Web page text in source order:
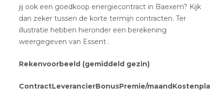
jij ook een goedkoop energiecontract in Baexem? Kijk
dan zeker tussen de korte termijn contracten. Ter
illustratie hebben hieronder een berekening
weergegeven van Essent .
Rekenvoorbeeld (gemiddeld gezin)
ContractLeverancierBonusPremie/maand